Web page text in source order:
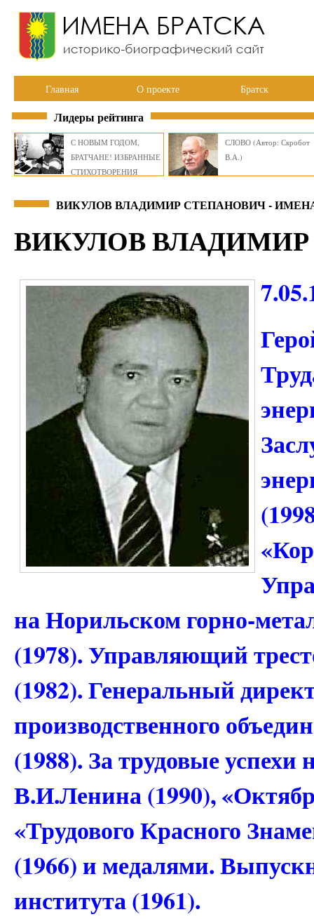
Главная О проекте Братск
Лидеры рейтинга
С НОВЫМ ГОДОМ,
БРАТЧАНЕ! ИЗБРАННЫЕ
СТИХОТВОРЕНИЯ
СЛОВО (Автор: Скробот
В.А.)
ВИКУЛОВ ВЛАДИМИР СТЕПАНОВИЧ -
ВИКУЛОВ
на Норильском горно-
(1978). Управляющий
(1982). Генеральный
производственного
(1988). За трудовые
В.И.Ленина (1990),
«Трудового Красного
(1966) и медалями.
института (1961).